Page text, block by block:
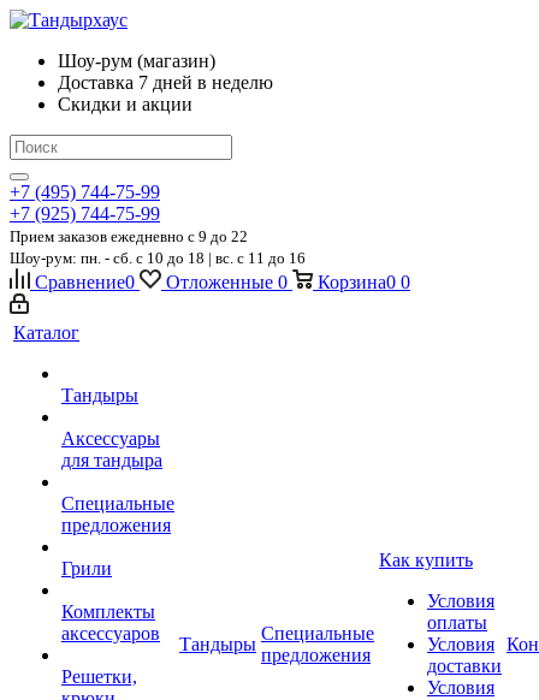
Шоу-рум (магазин)
Доставка 7 дней в неделю
Скидки и акции
+7 (495) 744-75-99
+7 (925) 744-75-99
Прием заказов ежедневно c 9 до 22
Шоу-рум: пн. - сб. с 10 до 18 | вс. с 11 до 16
Сравнение0 Отложенные 0 Корзина0 0
Каталог
Тандыры
Аксессуары
для тандыра
Специальные
предложения
Грили
Комплекты
аксессуаров
Решетки,
Тандыры
Специальные
предложения
Как купить
Условия
оплаты
Условия
доставки
Условия